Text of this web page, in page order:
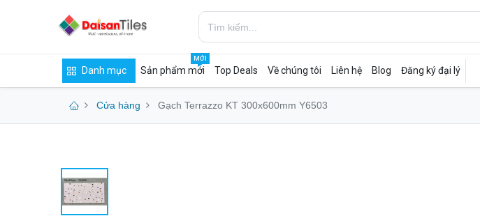
Danh mục Sản phẩm mới
MỚI
Top Deals Về chúng tôi Liên hệ Blog Đăng ký đại lý
Cửa hàng Gạch Terrazzo KT 300x600mm Y6503